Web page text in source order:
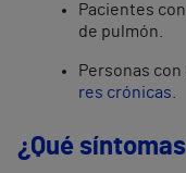
Pacientes con
de pulmón.
Personas con
res crónicas
¿Qué